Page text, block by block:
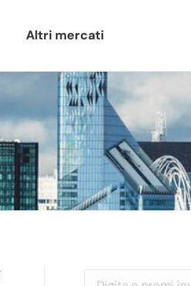
Altri mercati
Cerca: